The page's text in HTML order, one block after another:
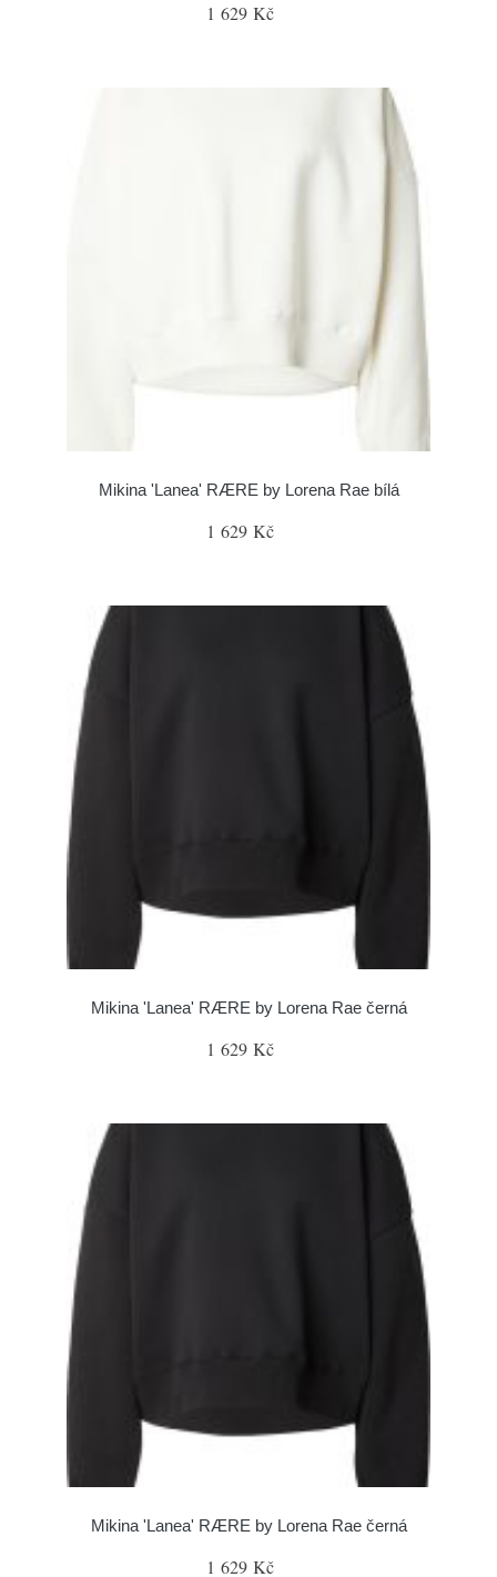
1 629 Kč
Mikina 'Lanea' RÆRE by Lorena Rae bílá
1 629 Kč
Mikina 'Lanea' RÆRE by Lorena Rae černá
1 629 Kč
Mikina 'Lanea' RÆRE by Lorena Rae černá
1 629 Kč